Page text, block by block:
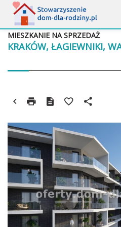
KRAKÓW, ŁAGIEWNIKI,
MIESZKANIE NA SPRZEDAŻ